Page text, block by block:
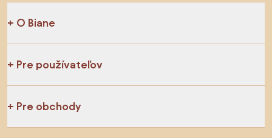
O Biane
Pre používateľov
Pre obchody